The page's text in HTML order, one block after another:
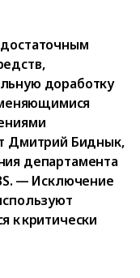
доработку
меняющимися
Дмитрий Биднык,
департамента
— Исключение
к критически